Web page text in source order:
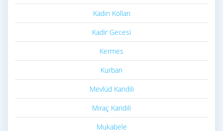
Kadın Kolları
Kadir Gecesi
Kermes
Kurban
Mevlüd Kandili
Miraç Kandili
Mukabele